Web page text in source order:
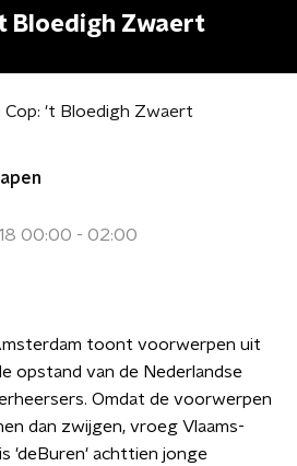
Bloedigh Zwaert
Cop: 't Bloedigh Zwaert
00:00 - 02:00
toont voorwerpen uit
opstand van de Nederlandse
Omdat de voorwerpen
dan zwijgen, vroeg Vlaams-
'deBuren' achttien jonge